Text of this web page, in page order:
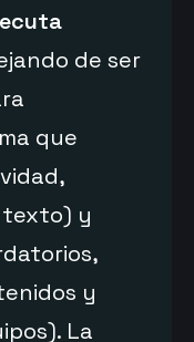
de ser
que
y
y
La